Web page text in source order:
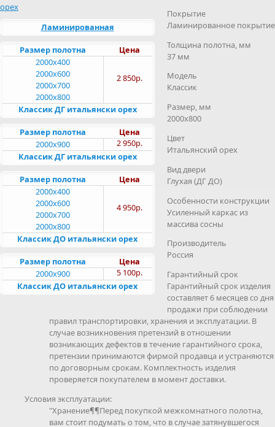
Ламинированная
Цена
Размер полотна
2 850р.
2000x400
2000x600
2000x700
2000x800
Классик ДГ итальянски орех
Цена
Размер полотна
2 950р.
2000x900
Классик ДГ итальянски орех
Цена
Размер полотна
4 950р.
2000x400
2000x600
2000x700
2000x800
Классик ДО итальянски орех
Цена
Размер полотна
5 100р.
2000x900
Классик ДО итальянски орех
Покрытие
Ламинированное покрытие
Толщина полотна, мм
37 мм
Модель
Классик
Размер, мм
2000х800
Цвет
Итальянский орех
Вид двери
Глухая (ДГ ДО)
Особенности конструкции
Усиленный каркас из
массива сосны
Производитель
Россия
Гарантийный срок
Гарантийный срок изделия
составляет 6 месяцев со дня
продажи при соблюдении
правил транспортировки, хранения и эксплуатации. В
случае возникновения претензий в отношении
возникающих дефектов в течение гарантийного срока,
претензии принимаются фирмой продавца и устраняются
по договорным срокам. Комплектность изделия
проверяется покупателем в момент доставки.
Условия эксплуатации:
"Хранение¶¶Перед покупкой межкомнатного полотна,
вам стоит подумать о том, что в случае затянувшегося